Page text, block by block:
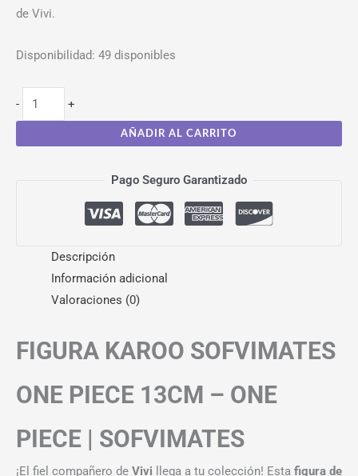
de Vivi.
Disponibilidad: 49 disponibles
- +
AÑADIR AL CARRITO
Pago Seguro Garantizado
Descripción
Información adicional
Valoraciones (0)
FIGURA KAROO SOFVIMATES
ONE PIECE 13CM – ONE
PIECE | SOFVIMATES
¡El fiel compañero de Vivi llega a tu colección! Esta figura de